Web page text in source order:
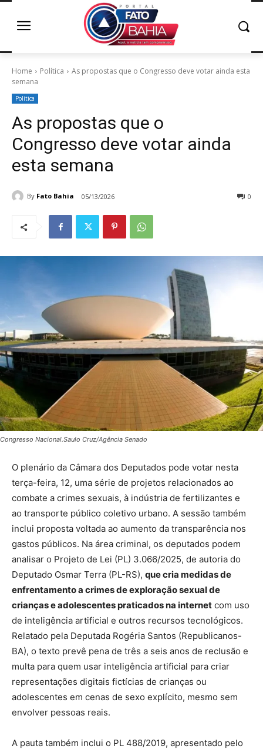
Home Política
As propostas que o Congresso deve votar ainda esta
semana
Política
As propostas que o
Congresso deve votar ainda
esta semana
By Fato Bahia 05/13/2026 0
Congresso Nacional.Saulo Cruz/Agência Senado
O plenário da Câmara dos Deputados pode votar nesta
terça-feira, 12, uma série de projetos relacionados ao
combate a crimes sexuais, à indústria de fertilizantes e
ao transporte público coletivo urbano. A sessão também
inclui proposta voltada ao aumento da transparência nos
gastos públicos. Na área criminal, os deputados podem
analisar o Projeto de Lei (PL) 3.066/2025, de autoria do
Deputado Osmar Terra (PL-RS), que cria medidas de
enfrentamento a crimes de exploração sexual de
crianças e adolescentes praticados na internet com uso
de inteligência artificial e outros recursos tecnológicos.
Relatado pela Deputada Rogéria Santos (Republicanos-
BA), o texto prevê pena de três a seis anos de reclusão e
multa para quem usar inteligência artificial para criar
representações digitais fictícias de crianças ou
adolescentes em cenas de sexo explícito, mesmo sem
envolver pessoas reais.
A pauta também inclui o PL 488/2019, apresentado pelo